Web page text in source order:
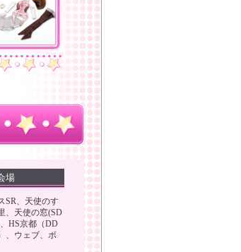
場
SR、天使のす
、天使の窓(SD
HS京都（DD
、ウェブ、ボ